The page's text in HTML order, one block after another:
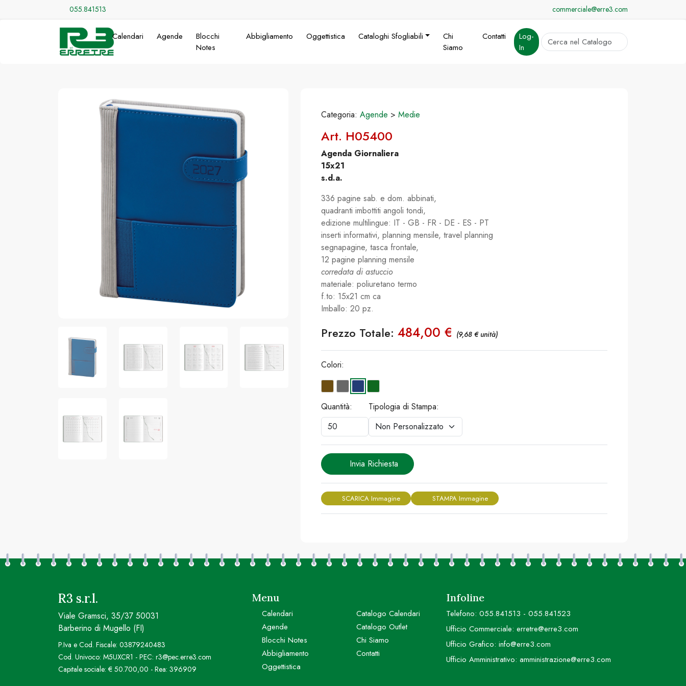
055.841513 commerciale@erre3.com
Calendari Agende
Blocchi
Notes
Abbigliamento Oggettistica Cataloghi Sfogliabili
Chi
Siamo
Contatti
Log-
In
cerca
Categoria: Agende > Medie
Art. H05400
Agenda Giornaliera
15x21
s.d.a.
336 pagine sab. e dom. abbinati,
quadranti imbottiti angoli tondi,
edizione multilingue: IT - GB - FR - DE - ES - PT
inserti informativi, planning mensile, travel planning
segnapagine, tasca frontale,
12 pagine planning mensile
corredata di astuccio
materiale: poliuretano termo
f.to: 15x21 cm ca
Imballo: 20 pz.
Prezzo Totale: 484,00 € (9,68 € unità)
Colori:
Quantità: Tipologia di Stampa:
Invia Richiesta
SCARICA Immagine STAMPA Immagine
R3 s.r.l.
Viale Gramsci, 35/37 50031
Barberino di Mugello (FI)
P.Iva e Cod. Fiscale: 03879240483
Cod. Univoco: M5UXCR1 - PEC: r3@pec.erre3.com
Capitale sociale: € 50.700,00 - Rea: 396909
Menu
Calendari
Agende
Blocchi Notes
Abbigliamento
Oggettistica
Catalogo Calendari
Catalogo Outlet
Chi Siamo
Contatti
Infoline
Telefono: 055.841513 - 055.841523
Ufficio Commerciale: erretre@erre3.com
Ufficio Grafico: info@erre3.com
Ufficio Amministrativo: amministrazione@erre3.com